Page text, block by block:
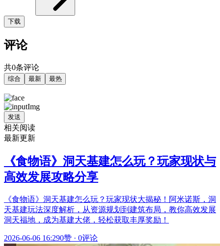
下载
评论
共0条评论
综合 最新 最热
发送
相关阅读
最新更新
《食物语》洞天基建怎么玩？玩家现状与
高效发展攻略分享
《食物语》洞天基建怎么玩？玩家现状大揭秘！阿米诺斯，洞
天基建玩法深度解析，从资源规划到建筑布局，教你高效发展
洞天福地，成为基建大佬，轻松获取丰厚奖励！
2026-06-06 16:290赞 · 0评论